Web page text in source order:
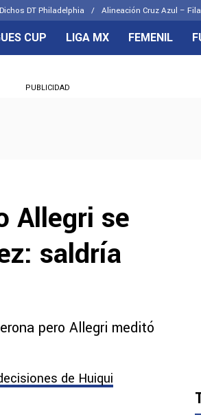
Dichos DT Philadelphia Alineación Cruz Azul –
CUP LIGA MX FEMENIL
PUBLICIDAD
Allegri se
saldría
pero Allegri meditó
de Huiqui